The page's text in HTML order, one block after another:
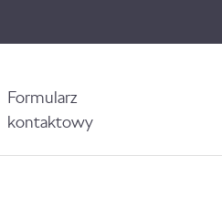
Formularz
kontaktowy